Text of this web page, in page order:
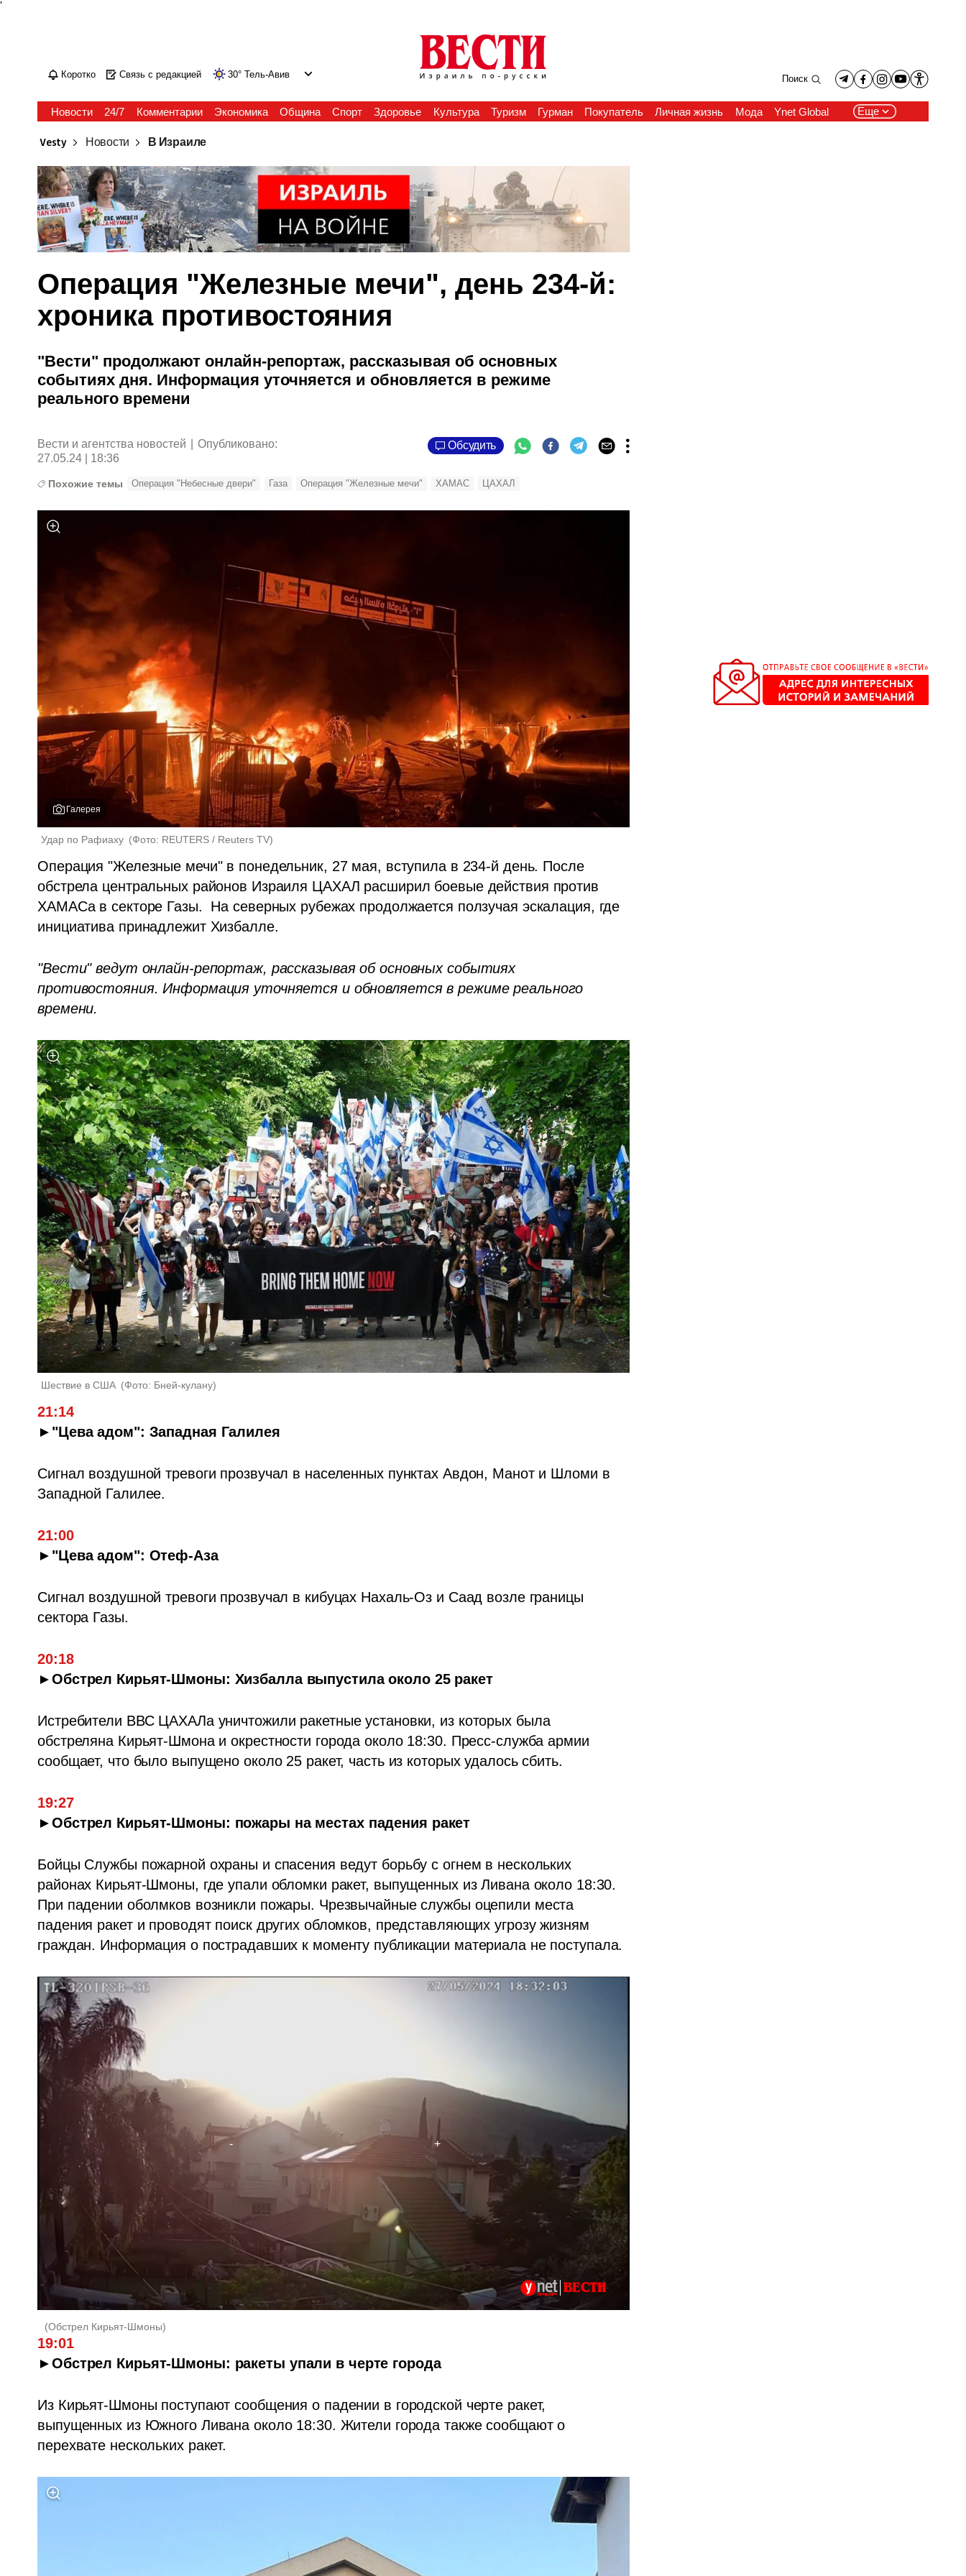
'
Коротко Связь с редакцией 30° Тель-Авив Поиск
Новости 24/7 Комментарии Экономика Община Спорт Здоровье Культура Туризм Гурман Покупатель Личная жизнь Мода Ynet Global Еще
Vesty Новости В Израиле
Операция "Железные мечи", день 234-й:
хроника противостояния
"Вести" продолжают онлайн-репортаж, рассказывая об основных
событиях дня. Информация уточняется и обновляется в режиме
реального времени
Вести и агентства новостей
Опубликовано:
27.05.24 | 18:36
Обсудить
Похожие темы Операция "Небесные двери" Газа Операция "Железные мечи" ХАМАС ЦАХАЛ
Галерея
Удар по Рафиаху (Фото: REUTERS / Reuters TV)
Операция "Железные мечи" в понедельник, 27 мая, вступила в 234-й день. После
обстрела центральных районов Израиля ЦАХАЛ расширил боевые действия против
ХАМАСа в секторе Газы.  На северных рубежах продолжается ползучая эскалация, где
инициатива принадлежит Хизбалле.
"Вести" ведут онлайн-репортаж, рассказывая об основных событиях
противостояния. Информация уточняется и обновляется в режиме реального
времени.
Шествие в США (Фото: Бней-кулану)
21:14
►"Цева адом": Западная Галилея
Сигнал воздушной тревоги прозвучал в населенных пунктах Авдон, Манот и Шломи в
Западной Галилее.
21:00
►"Цева адом": Отеф-Аза
Сигнал воздушной тревоги прозвучал в кибуцах Нахаль-Оз и Саад возле границы
сектора Газы.
20:18
►Обстрел Кирьят-Шмоны: Хизбалла выпустила около 25 ракет
Истребители ВВС ЦАХАЛа уничтожили ракетные установки, из которых была
обстреляна Кирьят-Шмона и окрестности города около 18:30. Пресс-служба армии
сообщает, что было выпущено около 25 ракет, часть из которых удалось сбить.
19:27
►Обстрел Кирьят-Шмоны: пожары на местах падения ракет
Бойцы Службы пожарной охраны и спасения ведут борьбу с огнем в нескольких
районах Кирьят-Шмоны, где упали обломки ракет, выпущенных из Ливана около 18:30.
При падении оболмков возникли пожары. Чрезвычайные службы оцепили места
падения ракет и проводят поиск других обломков, представляющих угрозу жизням
граждан. Информация о пострадавших к моменту публикации материала не поступала.
(Обстрел Кирьят-Шмоны)
19:01
►Обстрел Кирьят-Шмоны: ракеты упали в черте города
Из Кирьят-Шмоны поступают сообщения о падении в городской черте ракет,
выпущенных из Южного Ливана около 18:30. Жители города также сообщают о
перехвате нескольких ракет.